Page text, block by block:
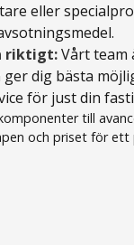
eller
.
riktigt:Vårt team
dig bästa
för just din
till
och priset för